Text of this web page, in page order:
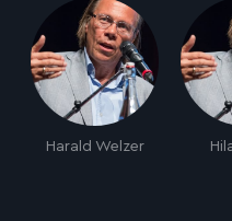
Harald Welzer